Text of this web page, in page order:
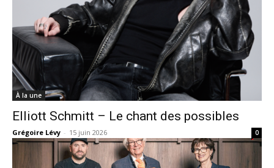
À la une
Elliott Schmitt – Le chant des possibles
Grégoire Lévy - 15 juin 2026 0